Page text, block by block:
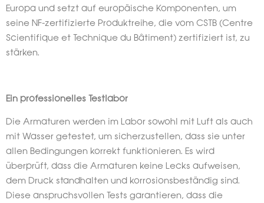
Europa und setzt auf europäische Komponenten, um
seine NF-zertifizierte Produktreihe, die vom CSTB (Centre
Scientifique et Technique du Bâtiment) zertifiziert ist, zu
stärken.
Ein professionelles Testlabor
Die Armaturen werden im Labor sowohl mit Luft als auch
mit Wasser getestet, um sicherzustellen, dass sie unter
allen Bedingungen korrekt funktionieren. Es wird
überprüft, dass die Armaturen keine Lecks aufweisen,
dem Druck standhalten und korrosionsbeständig sind.
Diese anspruchsvollen Tests garantieren, dass die